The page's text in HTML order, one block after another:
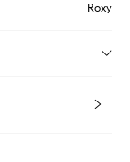
Roxy